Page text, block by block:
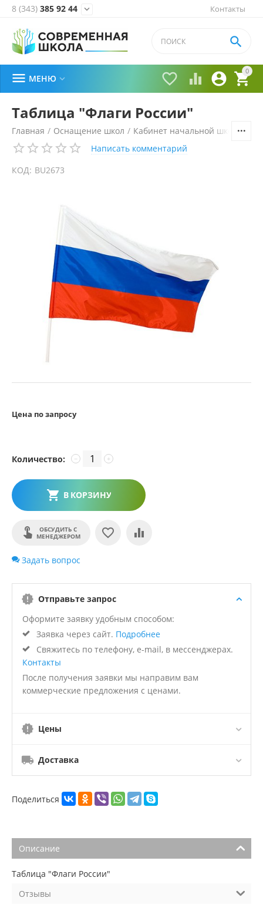
Контакты
8 (343) 385 92 44 
0


 

 МЕНЮ 
Таблица "Флаги России"
Главная / Оснащение школ / Кабинет начальной школы
Написать комментарий
КОД: BU2673
Цена по запросу
Количество: +
−
В КОРЗИНУ
ОБСУДИТЬ С
МЕНЕДЖЕРОМ
Задать вопрос
Отправьте запрос
Оформите заявку удобным способом:
Заявка через сайт. Подробнее
Свяжитесь по телефону, e-mail, в мессенджерах.
Контакты
После получения заявки мы направим вам
коммерческие предложения с ценами.
Цены
Доставка
Поделиться
Описание
Таблица "Флаги России"
Отзывы